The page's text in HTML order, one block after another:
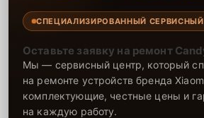
СПЕЦИАЛИЗИРОВАННЫЙ СЕРВИСНЫЙ
Оставьте заявку на ремонт
Мы — сервисный центр, который
на ремонте устройств бренда
комплектующие, честные цены и
на каждую работу.